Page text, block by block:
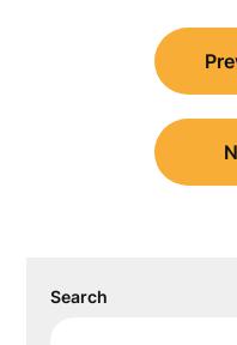
navigation
Search